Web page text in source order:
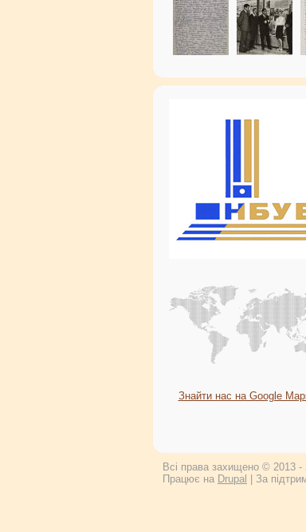
Знайти нас на Google
Всі права захищено © 2013 -
Працює на Drupal | За